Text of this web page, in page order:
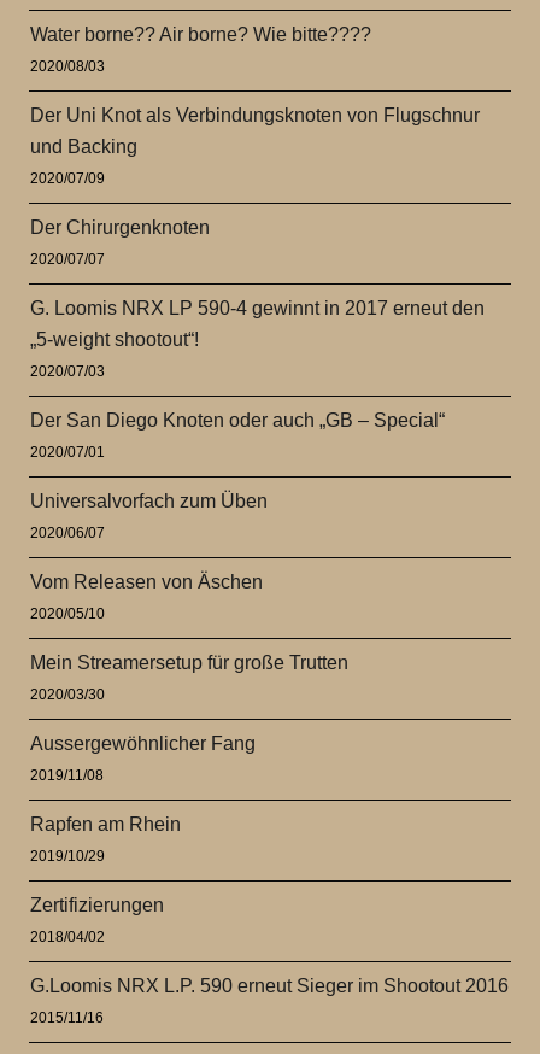
Water borne?? Air borne? Wie bitte????
2020/08/03
Der Uni Knot als Verbindungsknoten von Flugschnur
und Backing
2020/07/09
Der Chirurgenknoten
2020/07/07
G. Loomis NRX LP 590-4 gewinnt in 2017 erneut den
„5-weight shootout“!
2020/07/03
Der San Diego Knoten oder auch „GB – Special“
2020/07/01
Universalvorfach zum Üben
2020/06/07
Vom Releasen von Äschen
2020/05/10
Mein Streamersetup für große Trutten
2020/03/30
Aussergewöhnlicher Fang
2019/11/08
Rapfen am Rhein
2019/10/29
Zertifizierungen
2018/04/02
G.Loomis NRX L.P. 590 erneut Sieger im Shootout 2016
2015/11/16